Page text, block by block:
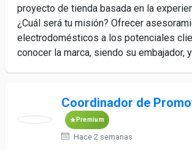
proyecto de tienda basada en la
¿Cuál será tu misión? Ofrecer
electrodomésticos a los potenciales
conocer la marca, siendo su embajador,
Coordinador de
Premium
Hace 2 semanas